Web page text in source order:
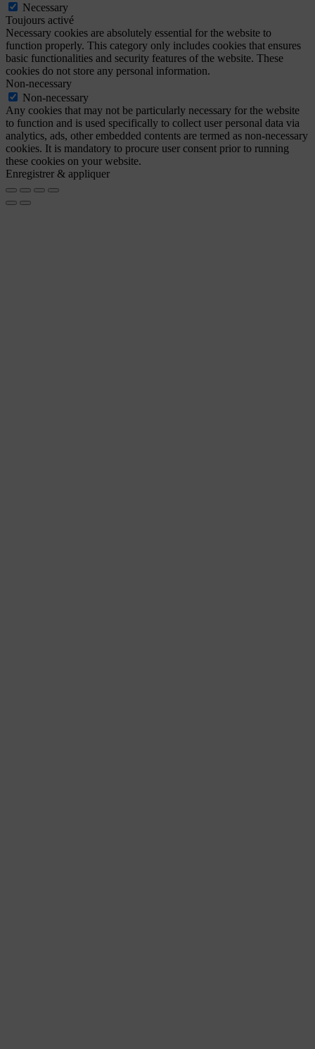
Necessary
Toujours activé
Necessary cookies are absolutely essential for the website to
function properly. This category only includes cookies that ensures
basic functionalities and security features of the website. These
cookies do not store any personal information.
Non-necessary
Non-necessary
Any cookies that may not be particularly necessary for the website
to function and is used specifically to collect user personal data via
analytics, ads, other embedded contents are termed as non-necessary
cookies. It is mandatory to procure user consent prior to running
these cookies on your website.
Enregistrer & appliquer